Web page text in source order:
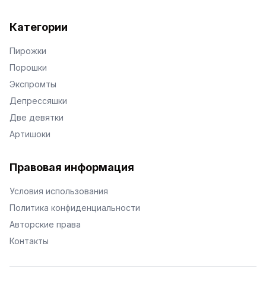
Категории
Пирожки
Порошки
Экспромты
Депрессяшки
Две девятки
Артишоки
Правовая информация
Условия использования
Политика конфиденциальности
Авторские права
Контакты